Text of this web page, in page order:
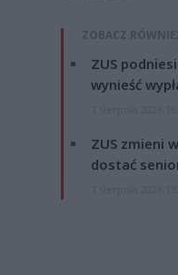
ZOBACZ
ZUS
wynieść
ZUS zmieni
dostać